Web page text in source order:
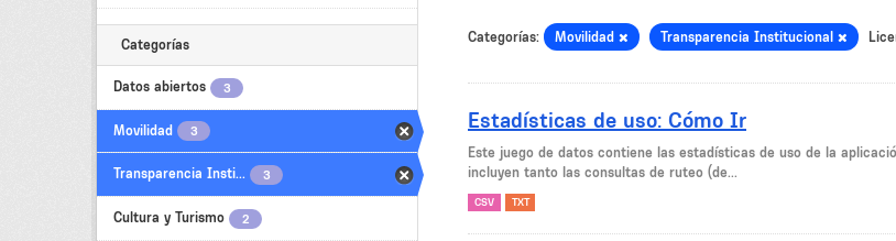
Categorías
Datos abiertos 3
Movilidad 3
Transparencia Insti... 3
Cultura y Turismo 2
Categorías: Movilidad Transparencia Institucional
Estadísticas de uso: Cómo Ir
Este juego de datos contiene las estadísticas de uso de la
incluyen tanto las consultas de ruteo (de...
CSV TXT